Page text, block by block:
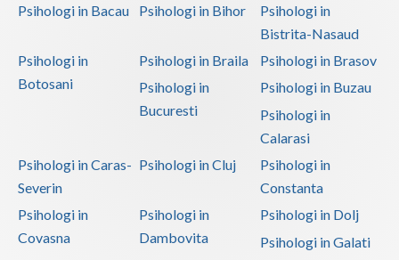
Psihologi in Bacau
Psihologi in Bihor
Psihologi in
Bistrita-Nasaud
Psihologi in
Botosani
Psihologi in Braila
Psihologi in Brasov
Psihologi in
Bucuresti
Psihologi in Buzau
Psihologi in
Calarasi
Psihologi in Caras-
Severin
Psihologi in Cluj
Psihologi in
Constanta
Psihologi in
Covasna
Psihologi in
Dambovita
Psihologi in Dolj
Psihologi in Galati